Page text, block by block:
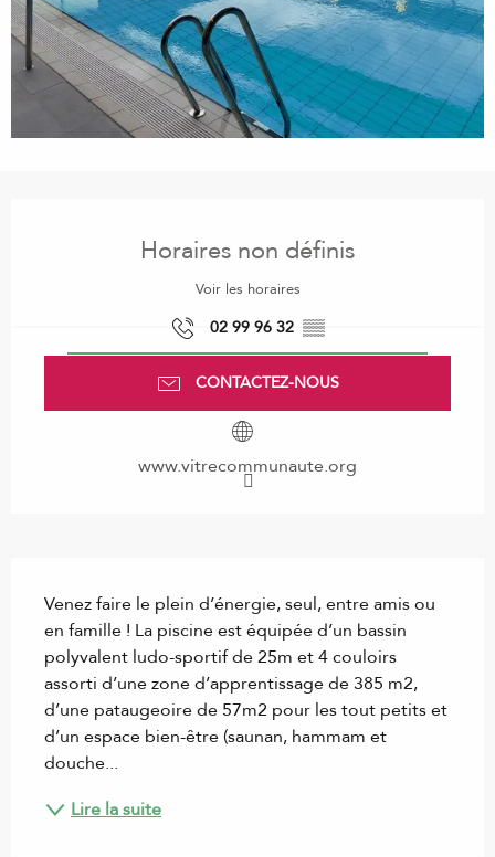
Horaires non définis
Voir les horaires
02 99 96 32 ▒▒
CONTACTEZ-NOUS
www.vitrecommunaute.org
Venez faire le plein d’énergie, seul, entre amis ou
en famille ! La piscine est équipée d’un bassin
polyvalent ludo-sportif de 25m et 4 couloirs
assorti d’une zone d’apprentissage de 385 m2,
d’une pataugeoire de 57m2 pour les tout petits et
d’un espace bien-être (saunan, hammam et
douche...
Lire la suite